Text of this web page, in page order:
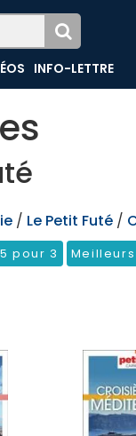
INFO-LETTRE
/ Le Petit Futé /
5 pour 3